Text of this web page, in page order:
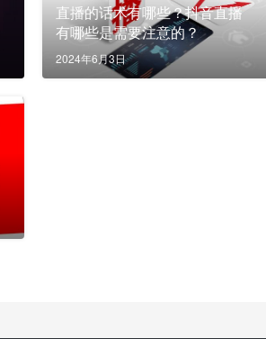
直播的话术有哪些？抖音直播
有哪些是需要注意的？
2024年6月3日